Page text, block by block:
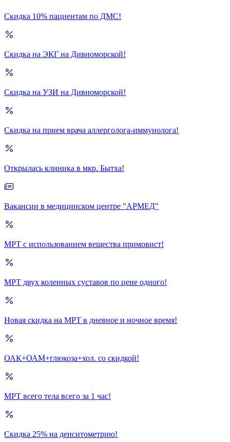
Скидка 10% пациентам по ДМС!
Скидка на ЭКГ на Дивноморской!
Скидка на УЗИ на Дивноморской!
Скидка на прием врача аллерголога-иммунолога!
Открылась клиника в мкр. Бытха!
Вакансии в медицинском центре "АРМЕД"
МРТ с использованием вещества примовист!
МРТ двух коленных суставов по цене одного!
Новая скидка на МРТ в дневное и ночное время!
ОАК+ОАМ+глюкоза+хол. со скидкой!
МРТ всего тела всего за 1 час!
Скидка 25% на денситометрию!